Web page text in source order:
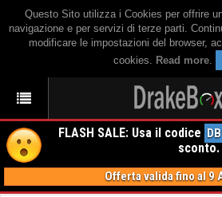
Questo Sito utilizza i Cookies per offrire
navigazione e per servizi di terze parti.
modificare le impostazioni del browser,
cookies. Read more.
FLASH SALE: Usa il codice
sconto.
Offerta valida fino al 9